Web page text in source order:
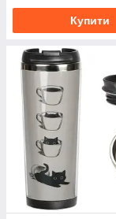
Купити